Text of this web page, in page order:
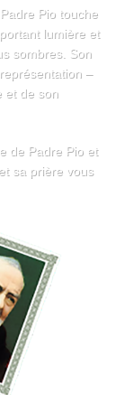
Pio touche
lumière et
sombres. Son
–
et de son
de Padre Pio et
sa prière vous